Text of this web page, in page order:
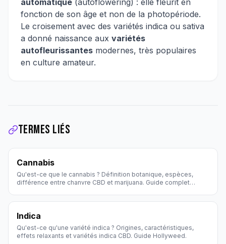
automatique (autoflowering) : elle fleurit en
fonction de son âge et non de la photopériode.
Le croisement avec des variétés indica ou sativa
a donné naissance aux variétés
autofleurissantes modernes, très populaires
en culture amateur.
Termes liés
Cannabis
Qu'est-ce que le cannabis ? Définition botanique, espèces,
différence entre chanvre CBD et marijuana. Guide complet
Indica
Qu'est-ce qu'une variété indica ? Origines, caractéristiques,
effets relaxants et variétés indica CBD. Guide Hollyweed.